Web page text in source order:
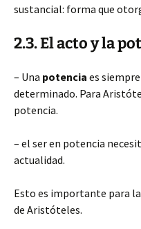
sustancial: forma que
2.3. El acto y la
– Una potencia es
determinado. Para
potencia.
– el ser en potencia
actualidad.
Esto es importante para
de Aristóteles.